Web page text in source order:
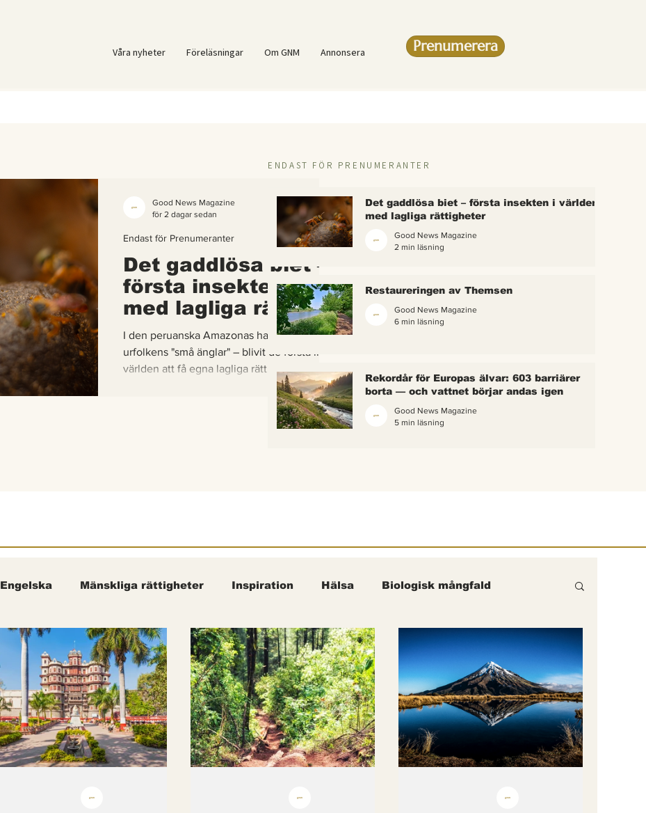
Våra nyheter Föreläsningar Om GNM Annonsera Prenumerera
Det gaddlösa biet –
första insekten i världen
med lagliga rättigheter
I den peruanska Amazonas har de gaddlösa bina –
urfolkens "små änglar" – blivit de första insekterna i
världen att få egna lagliga rättigheter. En berättelse
om hur vetenskap, urfolkskunskap och juridik gick
samman för att skydda regnskogens minsta
Endast för Prenumeranter
Good News Magazine
för 2 dagar sedan
ENDAST FÖR PRENUMERANTER
Det gaddlösa biet – första insekten i världen
med lagliga rättigheter
Good News Magazine
2 min läsning
Restaureringen av Themsen
Good News Magazine
6 min läsning
Rekordår för Europas älvar: 603 barriärer
borta — och vattnet börjar andas igen
Good News Magazine
5 min läsning
Engelska Mänskliga rättigheter Inspiration Hälsa Biologisk mångfald
Kvinnors rättigheter Klimatmål Förnybar energi Artikel Barns rättigheter
Erbjudanden Videoklipp Framsteg Arter som återhämtar sig